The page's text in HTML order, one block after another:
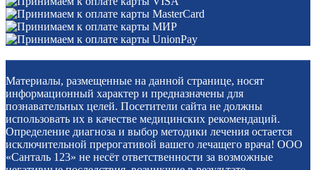
Материалы, размещенные на данной странице, носят
информационный характер и предназначены для
познавательных целей. Посетители сайта не должны
использовать их в качестве медицинских рекомендаций.
Определение диагноза и выбор методики лечения остается
исключительной прерогативой вашего лечащего врача! ООО
«Санталь 123» не несёт ответственности за возможные